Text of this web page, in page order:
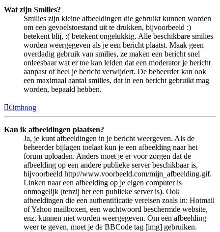
Wat zijn Smilies?
Smilies zijn kleine afbeeldingen die gebruikt kunnen worden
om een gevoelstoestand uit te drukken, bijvoorbeeld :)
betekent blij, :( betekent ongelukkig. Alle beschikbare smilies
worden weergegeven als je een bericht plaatst. Maak geen
overdadig gebruik van smilies, ze maken een bericht snel
onleesbaar wat er toe kan leiden dat een moderator je bericht
aanpast of heel je bericht verwijdert. De beheerder kan ook
een maximaal aantal smilies, dat in een bericht gebruikt mag
worden, bepaald hebben.
Omhoog
Kan ik afbeeldingen plaatsen?
Ja, je kunt afbeeldingen in je bericht weergeven. Als de
beheerder bijlagen toelaat kun je een afbeelding naar het
forum uploaden. Anders moet je er voor zorgen dat de
afbeelding op een andere publieke server beschikbaar is,
bijvoorbeeld http://www.voorbeeld.com/mijn_afbeelding.gif.
Linken naar een afbeelding op je eigen computer is
onmogelijk (tenzij het een publieke server is). Ook
afbeeldingen die een authentificatie vereisen zoals in: Hotmail
of Yahoo mailboxen, een wachtwoord beschermde website,
enz. kunnen niet worden weergegeven. Om een afbeelding
weer te geven, moet je de BBCode tag [img] gebruiken.